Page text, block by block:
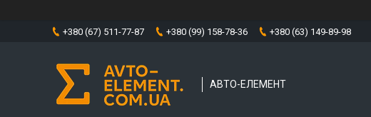
+380 (67) 511-77-87 +380 (99) 158-78-36 +380 (63) 149-89-98
АВТО-ЕЛЕМЕНТ